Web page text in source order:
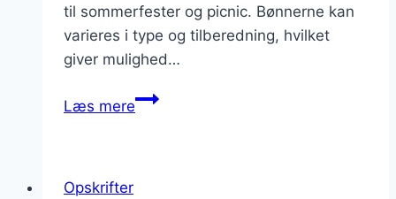
til sommerfester og picnic. Bønnerne kan
varieres i type og tilberedning, hvilket
giver mulighed…
Læs mereBønnesalat
Opskrifter